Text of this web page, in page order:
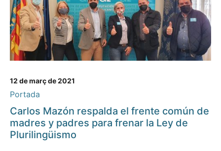
12 de març de 2021
Portada
Carlos Mazón respalda el frente común de
madres y padres para frenar la Ley de
Plurilingüismo